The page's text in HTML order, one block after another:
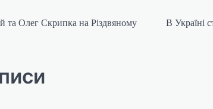
та Олег Скрипка на Різдвяному
В Україні